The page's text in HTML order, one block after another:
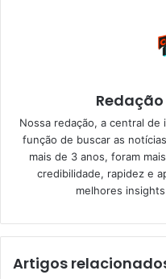
Nossa redação, a central
função de buscar as
mais de 3 anos, foram
credibilidade, rapidez e
melhores
Artigos